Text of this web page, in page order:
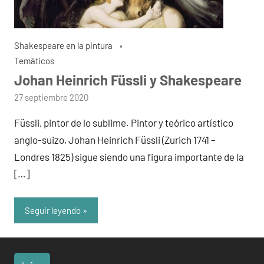
Shakespeare en la pintura
Temáticos
Johan Heinrich Füssli y Shakespeare
por
27 septiembre 2020
Füssli, pintor de lo sublime. Pintor y teórico artístico
anglo-suizo, Johan Heinrich Füssli (Zurich 1741 –
Londres 1825) sigue siendo una figura importante de la
[…]
Seguir leyendo